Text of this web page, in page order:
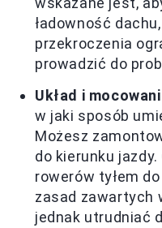
ładowność
przekroczenia
prowadzić do
Układ i
w jaki sposób
Możesz
do kierunku
rowerów tyłem
zasad zawartych
jednak utrudniać